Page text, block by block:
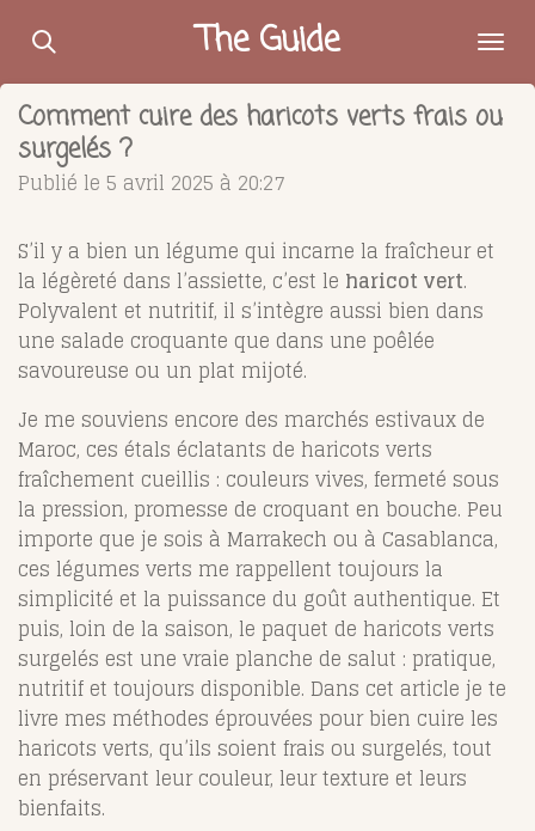
Passer
contenu
principal
The Guide
Comment cuire des haricots verts frais ou
surgelés ?
Publié le 5 avril 2025 à 20:27
S’il y a bien un légume qui incarne la fraîcheur et
la légèreté dans l’assiette, c’est le haricot vert.
Polyvalent et nutritif, il s’intègre aussi bien dans
une salade croquante que dans une poêlée
savoureuse ou un plat mijoté.
Je me souviens encore des marchés estivaux de
Maroc, ces étals éclatants de haricots verts
fraîchement cueillis : couleurs vives, fermeté sous
la pression, promesse de croquant en bouche. Peu
importe que je sois à Marrakech ou à Casablanca,
ces légumes verts me rappellent toujours la
simplicité et la puissance du goût authentique. Et
puis, loin de la saison, le paquet de haricots verts
surgelés est une vraie planche de salut : pratique,
nutritif et toujours disponible. Dans cet article je te
livre mes méthodes éprouvées pour bien cuire les
haricots verts, qu’ils soient frais ou surgelés, tout
en préservant leur couleur, leur texture et leurs
bienfaits.